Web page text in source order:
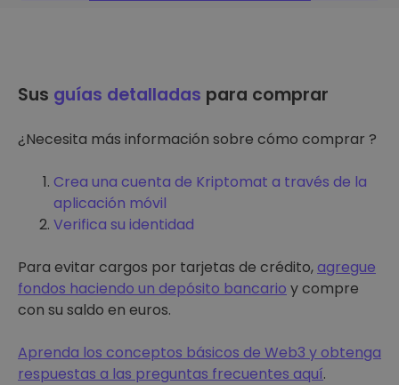
Sus guías detalladas para comprar
¿Necesita más información sobre cómo comprar ?
Crea una cuenta de Kriptomat a través de la
aplicación móvil
Verifica su identidad
Para evitar cargos por tarjetas de crédito,agregue
fondos haciendo un depósito bancario y compre
con su saldo en euros.
Aprenda los conceptos básicos de Web3 y obtenga
respuestas a las preguntas frecuentes aquí.